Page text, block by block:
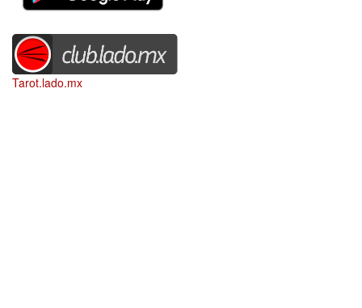
Tarot.lado.mx